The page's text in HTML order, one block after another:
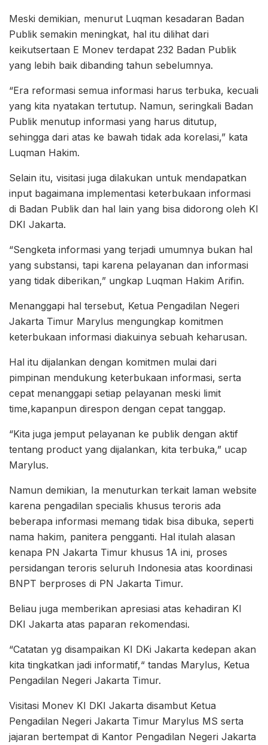
Meski demikian, menurut Luqman kesadaran Badan
Publik semakin meningkat, hal itu dilihat dari
keikutsertaan E Monev terdapat 232 Badan Publik
yang lebih baik dibanding tahun sebelumnya.
“Era reformasi semua informasi harus terbuka, kecuali
yang kita nyatakan tertutup. Namun, seringkali Badan
Publik menutup informasi yang harus ditutup,
sehingga dari atas ke bawah tidak ada korelasi,” kata
Luqman Hakim.
Selain itu, visitasi juga dilakukan untuk mendapatkan
input bagaimana implementasi keterbukaan informasi
di Badan Publik dan hal lain yang bisa didorong oleh KI
DKI Jakarta.
“Sengketa informasi yang terjadi umumnya bukan hal
yang substansi, tapi karena pelayanan dan informasi
yang tidak diberikan,” ungkap Luqman Hakim Arifin.
Menanggapi hal tersebut, Ketua Pengadilan Negeri
Jakarta Timur Marylus mengungkap komitmen
keterbukaan informasi diakuinya sebuah keharusan.
Hal itu dijalankan dengan komitmen mulai dari
pimpinan mendukung keterbukaan informasi, serta
cepat menanggapi setiap pelayanan meski limit
time,kapanpun direspon dengan cepat tanggap.
“Kita juga jemput pelayanan ke publik dengan aktif
tentang product yang dijalankan, kita terbuka,” ucap
Marylus.
Namun demikian, Ia menuturkan terkait laman website
karena pengadilan specialis khusus teroris ada
beberapa informasi memang tidak bisa dibuka, seperti
nama hakim, panitera pengganti. Hal itulah alasan
kenapa PN Jakarta Timur khusus 1A ini, proses
persidangan teroris seluruh Indonesia atas koordinasi
BNPT berproses di PN Jakarta Timur.
Beliau juga memberikan apresiasi atas kehadiran KI
DKI Jakarta atas paparan rekomendasi.
“Catatan yg disampaikan KI DKi Jakarta kedepan akan
kita tingkatkan jadi informatif,“ tandas Marylus, Ketua
Pengadilan Negeri Jakarta Timur.
Visitasi Monev KI DKI Jakarta disambut Ketua
Pengadilan Negeri Jakarta Timur Marylus MS serta
jajaran bertempat di Kantor Pengadilan Negeri Jakarta